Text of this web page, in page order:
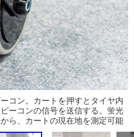
コン。カートを押すとタイヤ内
ーコンの信号を送信する。蛍光
ら、カートの現在地を測定可能